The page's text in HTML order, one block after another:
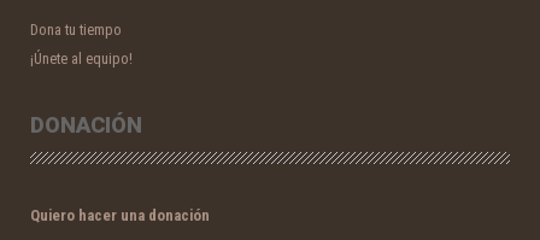
Dona tu tiempo
¡Únete al equipo!
DONACIÓN
Quiero hacer una donación